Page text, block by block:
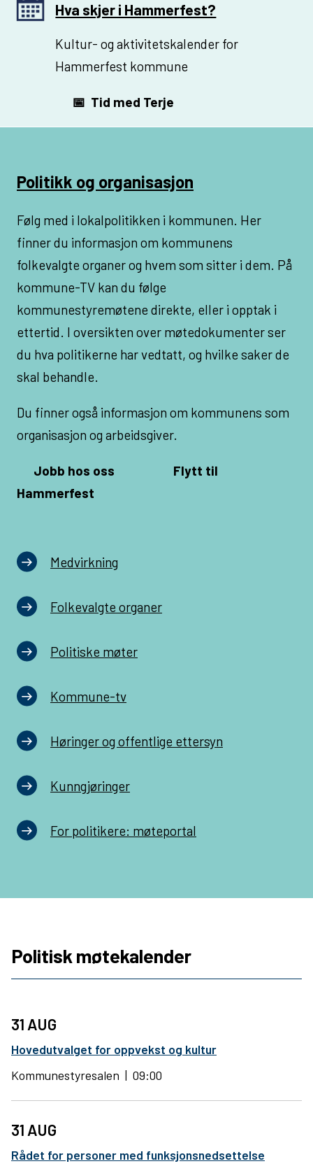
Hva skjer i Hammerfest?
Kultur- og aktivitets­kalender for
Hammerfest kommune
📅 Tid med Terje
Politikk og organisasjon
Følg med i lokalpolitikken i kommunen. Her
finner du informasjon om kommunens
folkevalgte organer og hvem som sitter i dem. På
kommune-TV kan du følge
kommunestyremøtene direkte, eller i opptak i
ettertid. I oversikten over møtedokumenter ser
du hva politikerne har vedtatt, og hvilke saker de
skal behandle.
Du finner også informasjon om kommunens som
organisasjon og arbeidsgiver.
Jobb hos oss
Flytt til
Hammerfest
Medvirkning
Folkevalgte organer
Politiske møter
Kommune-tv
Høringer og offentlige ettersyn
Kunngjøringer
For politikere: møteportal
Politisk møtekalender
31 AUG
Hovedutvalget for oppvekst og kultur
Kommunestyresalen
09:00
31 AUG
Rådet for personer med funksjonsnedsettelse